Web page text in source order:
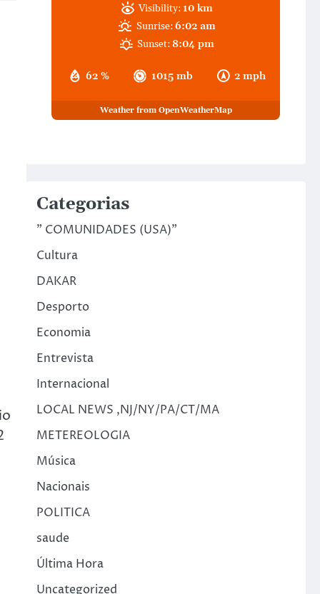
62 % 1015 mb 2 mph
Visibility: 10 km
Sunrise:6:02 am
Sunset:8:04 pm
Weather from OpenWeatherMap
Categorias
" COMUNIDADES (USA)"
Cultura
DAKAR
Desporto
Economia
Entrevista
Internacional
LOCAL NEWS ,NJ/NY/PA/CT/MA
METEREOLOGIA
Música
Nacionais
POLITICA
saude
Última Hora
Uncategorized